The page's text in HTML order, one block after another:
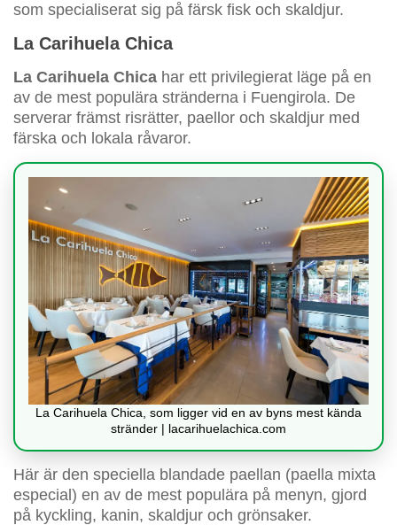
som specialiserat sig på färsk fisk och skaldjur.
La Carihuela Chica
La Carihuela Chica har ett privilegierat läge på en
av de mest populära stränderna i Fuengirola. De
serverar främst risrätter, paellor och skaldjur med
färska och lokala råvaror.
La Carihuela Chica, som ligger vid en av byns mest kända
stränder | lacarihuelachica.com
Här är den speciella blandade paellan (paella mixta
especial) en av de mest populära på menyn, gjord
på kyckling, kanin, skaldjur och grönsaker.